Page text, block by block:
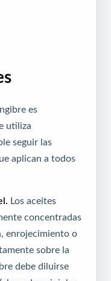
es
utiliza
seguir las
aplican a todos
Los aceites
concentradas
enrojecimiento o
sobre la
debe diluirse